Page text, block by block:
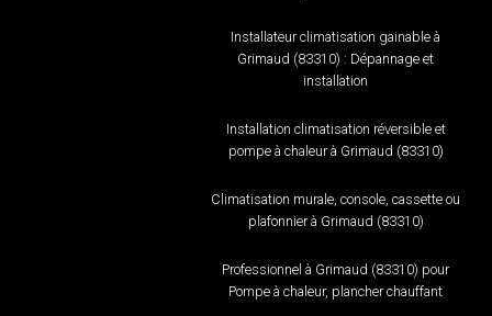
Installateur climatisation gainable à
Grimaud (83310) : Dépannage et
installation
Installation climatisation réversible et
pompe à chaleur à Grimaud (83310)
Climatisation murale, console, cassette ou
plafonnier à Grimaud (83310)
Professionnel à Grimaud (83310) pour
Pompe à chaleur, plancher chauffant